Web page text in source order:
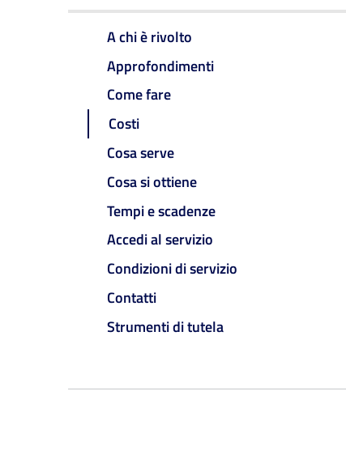
A chi è rivolto
Approfondimenti
Come fare
Costi
Cosa serve
Cosa si ottiene
Tempi e scadenze
Accedi al servizio
Condizioni di servizio
Contatti
Strumenti di tutela